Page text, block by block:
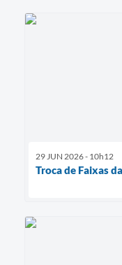
29 JUN 2026 - 10h12
Troca de Faixas